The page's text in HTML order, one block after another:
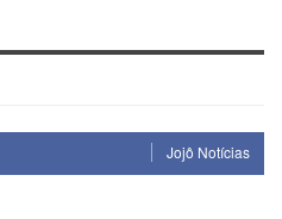
Jojô Notícias